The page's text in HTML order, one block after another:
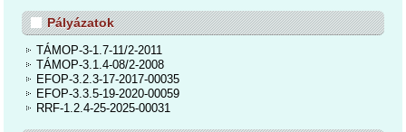
Pályázatok
TÁMOP-3-1.7-11/2-2011
TÁMOP-3.1.4-08/2-2008
EFOP-3.2.3-17-2017-00035
EFOP-3.3.5-19-2020-00059
RRF-1.2.4-25-2025-00031